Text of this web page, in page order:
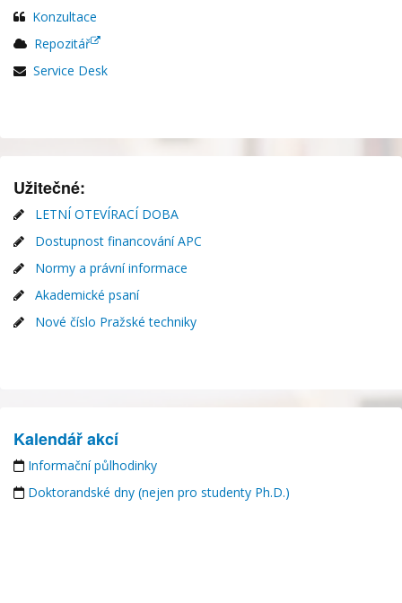
Konzultace
Repozitář
Service Desk
Užitečné:
LETNÍ OTEVÍRACÍ DOBA
Dostupnost financování APC
Normy a právní informace
Akademické psaní
Nové číslo Pražské techniky
Kalendář akcí
Informační půlhodinky
Doktorandské dny (nejen pro studenty Ph.D.)